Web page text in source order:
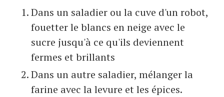
Dans un saladier ou la cuve d'un robot,
fouetter le blancs en neige avec le
sucre jusqu'à ce qu'ils deviennent
fermes et brillants
Dans un autre saladier, mélanger la
farine avec la levure et les épices.